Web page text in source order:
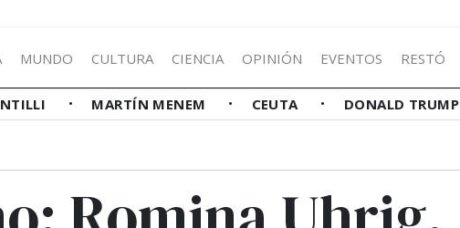
MUNDO CULTURA CIENCIA OPINIÓN EVENTOS RESTÓ
MARTÍN MENEM CEUTA DONALD TRUMP